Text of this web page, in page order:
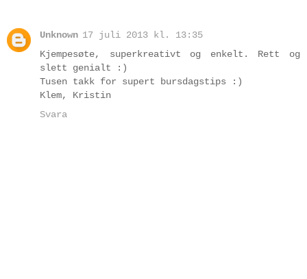
Unknown 17 juli 2013 kl. 13:35
Kjempesøte, superkreativt og enkelt. Rett og
slett genialt :)
Tusen takk for supert bursdagstips :)
Klem, Kristin
Svara